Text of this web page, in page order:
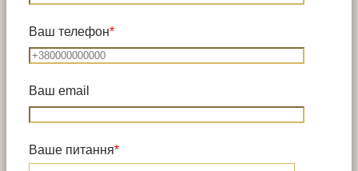
Ваш телефон*
Ваш email
Ваше питання*